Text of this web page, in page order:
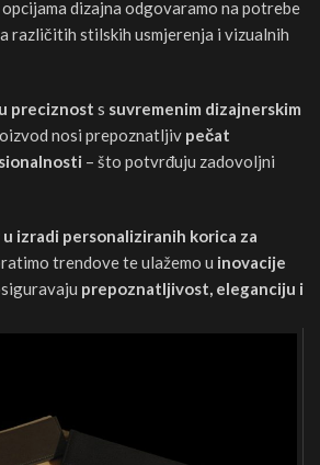
dizajna odgovaramo na potrebe
različitih stilskih usmjerenja i vizualnih
preciznost s suvremenim dizajnerskim
nosi prepoznatljiv pečat
– što potvrđuju zadovoljni
izradi personaliziranih korica za
trendove te ulažemo u inovacije
prepoznatljivost, eleganciju i